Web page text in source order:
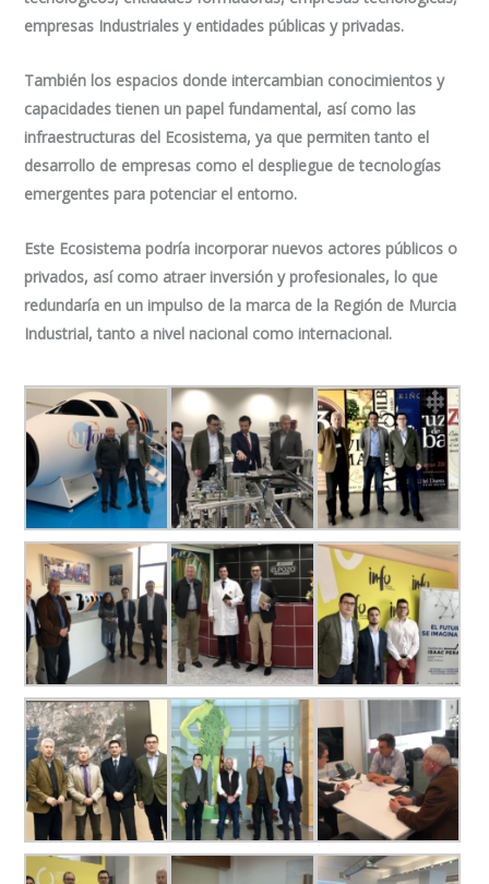
empresas Industriales y entidades públicas y privadas.
También los espacios donde intercambian conocimientos y
capacidades tienen un papel fundamental, así como las
infraestructuras del Ecosistema, ya que permiten tanto el
desarrollo de empresas como el despliegue de tecnologías
emergentes para potenciar el entorno.
Este Ecosistema podría incorporar nuevos actores públicos o
privados, así como atraer inversión y profesionales, lo que
redundaría en un impulso de la marca de la Región de Murcia
Industrial, tanto a nivel nacional como internacional.